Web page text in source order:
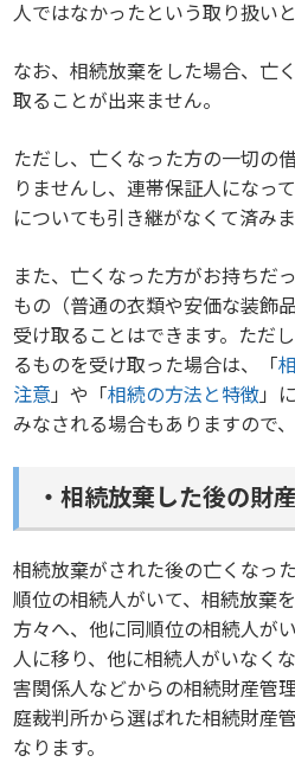
人ではなかったという取り扱いと
なお、相続放棄をした場合、亡
取ることが出来ません。
ただし、亡くなった方の一切の
りませんし、連帯保証人になっ
についても引き継がなくて済みま
また、亡くなった方がお持ちだ
もの（普通の衣類や安価な装飾
受け取ることはできます。ただ
るものを受け取った場合は、「
注意 」や「相続の方法と特徴」
みなされる場合もありますので
・相続放棄した後の財
相続放棄がされた後の亡くなっ
順位の相続人がいて、相続放棄
方々へ、他に同順位の相続人が
人に移り、他に相続人がいなく
害関係人などからの相続財産管
庭裁判所から選ばれた相続財産
なります。